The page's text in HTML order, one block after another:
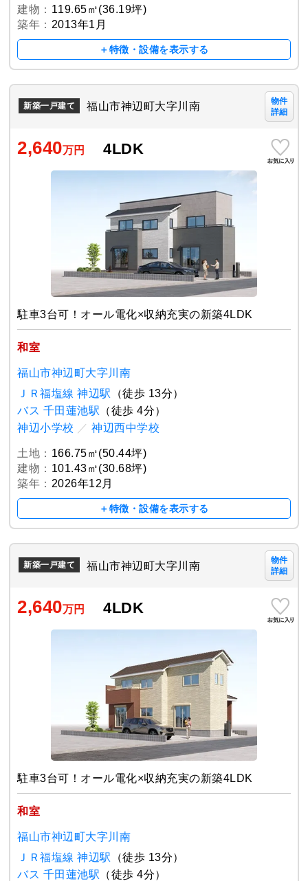
建物： 119.65㎡(36.19坪)
築年： 2013年1月
＋特徴・設備を表示する
新築一戸建て 福山市神辺町大字川南
物件
詳細
2,640万円 4LDK
駐車3台可！オール電化×収納充実の新築4LDK
和室
福山市神辺町大字川南
ＪＲ福塩線 神辺駅
（徒歩 13分）
バス 千田蓮池駅 （徒歩 4分）
神辺小学校 ／ 神辺西中学校
土地： 166.75㎡(50.44坪)
建物： 101.43㎡(30.68坪)
築年： 2026年12月
＋特徴・設備を表示する
新築一戸建て 福山市神辺町大字川南
物件
詳細
2,640万円 4LDK
駐車3台可！オール電化×収納充実の新築4LDK
和室
福山市神辺町大字川南
ＪＲ福塩線 神辺駅
（徒歩 13分）
バス 千田蓮池駅 （徒歩 4分）